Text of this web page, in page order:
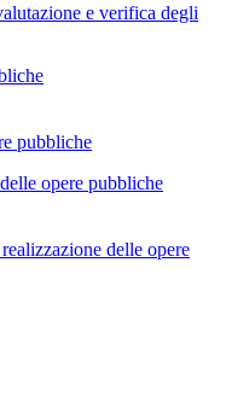
e verifica degli
pubbliche
opere pubbliche
delle opere